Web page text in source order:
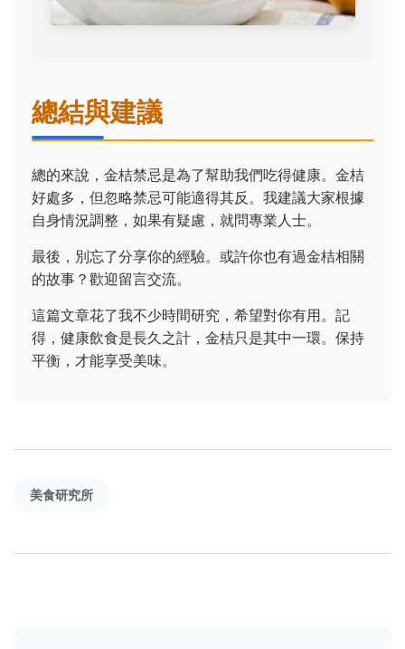
總結與建議
總的來說，金桔禁忌是為了幫助我們吃得健康。金桔
好處多，但忽略禁忌可能適得其反。我建議大家根據
自身情況調整，如果有疑慮，就問專業人士。
最後，別忘了分享你的經驗。或許你也有過金桔相關
的故事？歡迎留言交流。
這篇文章花了我不少時間研究，希望對你有用。記
得，健康飲食是長久之計，金桔只是其中一環。保持
平衡，才能享受美味。
美食研究所